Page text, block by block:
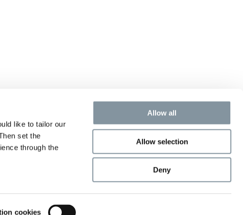
like to tailor our
set the
through the
cookies
Allow all
Allow selection
Deny